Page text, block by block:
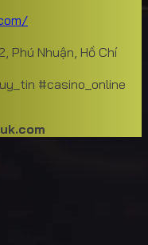
Phú Nhuận, Hồ Chí
#casino_online